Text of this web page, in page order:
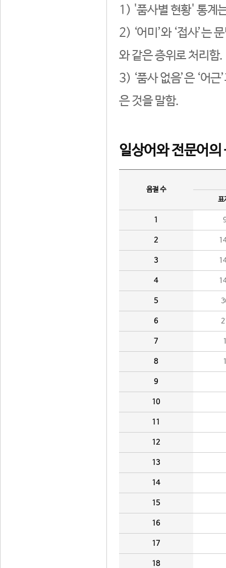
1) '품사별 현황' 통계
2) ‘어미’와 ‘접사’는
와 같은 층위로 처리함.
3) ‘품사 없음’은 ‘어
은 것을 말함.
일상어와 전문어의
음절 수
표
1
2
3
4
5
6
7
8
9
10
11
12
13
14
15
16
17
18